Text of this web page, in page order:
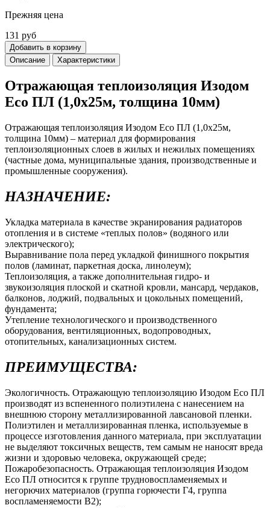
Прежняя цена
131 руб
Добавить в корзину
Описание
Характеристики
Отражающая теплоизоляция Изодом
Eco ПЛ (1,0х25м, толщина 10мм)
Отражающая теплоизоляция Изодом Eco ПЛ (1,0х25м,
толщина 10мм) – материал для формирования
теплоизоляционных слоев в жилых и нежилых помещениях
(частные дома, муниципальные здания, производственные и
промышленные сооружения).
НАЗНАЧЕНИЕ:
Укладка материала в качестве экранирования радиаторов
отопления и в системе «теплых полов» (водяного или
электрического);
Выравнивание пола перед укладкой финишного покрытия
полов (ламинат, паркетная доска, линолеум);
Теплоизоляция, а также дополнительная гидро- и
звукоизоляция плоской и скатной кровли, мансард, чердаков,
балконов, лоджий, подвальных и цокольных помещений,
фундамента;
Утепление технологического и производственного
оборудования, вентиляционных, водопроводных,
отопительных, канализационных систем.
ПРЕИМУЩЕСТВА:
Экологичность. Отражающую теплоизоляцию Изодом Eco ПЛ
производят из вспененного полиэтилена с нанесением на
внешнюю сторону металлизированной лавсановой пленки.
Полиэтилен и металлизированная пленка, используемые в
процессе изготовления данного материала, при эксплуатации
не выделяют токсичных веществ, тем самым не наносят вреда
жизни и здоровью человека, окружающей среде;
Пожаробезопасность. Отражающая теплоизоляция Изодом
Eco ПЛ относится к группе трудновоспламеняемых и
негорючих материалов (группа горючести Г4, группа
воспламеняемости В2);